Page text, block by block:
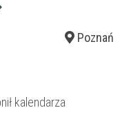
Poznań
kalendarza